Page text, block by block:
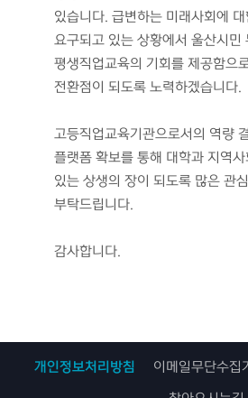
있습니다. 급변하는 미래사회에 대
요구되고 있는 상황에서 울산시민
평생직업교육의 기회를 제공함으
전환점이 되도록 노력하겠습니다.
고등직업교육기관으로서의 역량
플랫폼 확보를 통해 대학과 지역
있는 상생의 장이 되도록 많은 관
부탁드립니다.
감사합니다.
개인정보처리방침 이메일무단수집